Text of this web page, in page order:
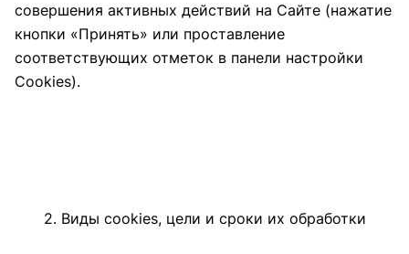
совершения активных действий на Сайте (нажатие
кнопки «Принять» или проставление
соответствующих отметок в панели настройки
Cookies).
2. Виды cookies, цели и сроки их обработки